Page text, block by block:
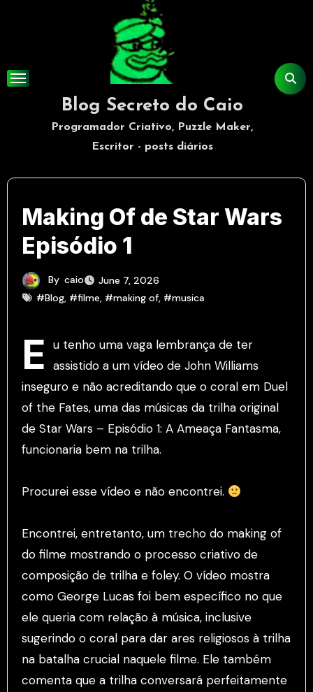
Blog Secreto do Caio
Programador Criativo, Puzzle Maker,
Escritor - posts diários
Making Of de Star Wars
Episódio 1
By caio
June 7, 2026
#Blog, #filme, #making of, #musica
E u tenho uma vaga lembrança de ter
assistido a um vídeo de John Williams
inseguro e não acreditando que o coral em Duel
of the Fates, uma das músicas da trilha original
de Star Wars – Episódio 1: A Ameaça Fantasma,
funcionaria bem na trilha.
Procurei esse vídeo e não encontrei.
Encontrei, entretanto, um trecho do making of
do filme mostrando o processo criativo de
composição de trilha e foley. O vídeo mostra
como George Lucas foi bem específico no que
ele queria com relação à música, inclusive
sugerindo o coral para dar ares religiosos à trilha
na batalha crucial naquele filme. Ele também
comenta que a trilha conversará perfeitamente